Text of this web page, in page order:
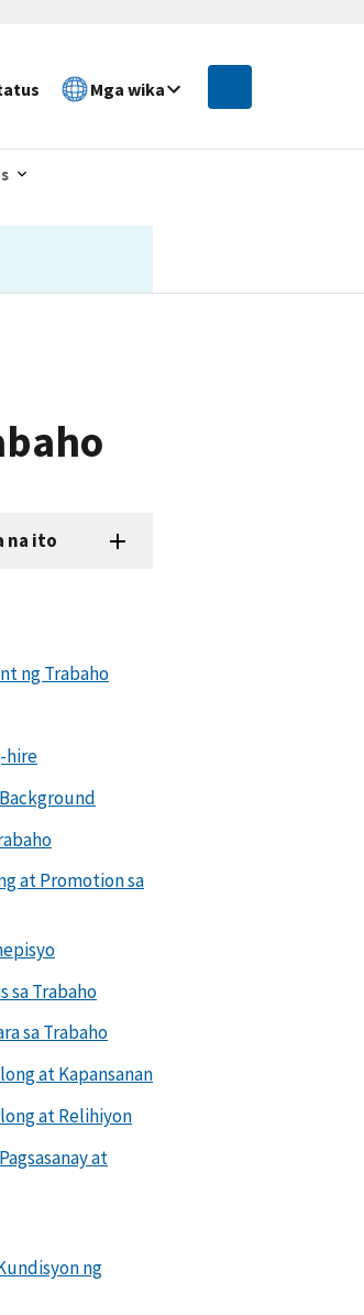
Mga wika
na ito
ng Trabaho
hire
at Promotion sa
sa Trabaho
sa Trabaho
at Kapansanan
at Relihiyon
at
ng